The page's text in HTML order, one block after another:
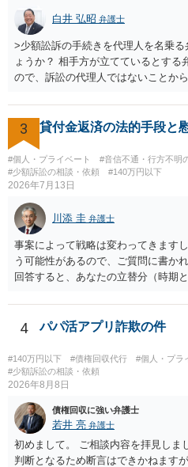
求めるものにすぎません。貴殿の仕
の内部事情は、私に対する返還義務
及ぼすものではありません。 これ以
せることなく、誠意をもって速やか
く求めます。 以上
白井 弘昭 弁護士
>少額訟訴の手続きを代理人を名乗
ょうか？ 相手方が立てているとする
ので、訴訟の代理人ではないことか
ている場合は、相手方（被告）の住
代理人が就いていたことを知らせる
場合も）、裁判所が当該代理人弁護
受任するかを聞いたうえで、受任の
直接被告に送達するのではなく、代
ります。 ラインのやり取りでしか証
かではありません。もちろん弁護士
に委任するかも疑わしいのですが）
う。 何か本人を示す事実（振込先な
情報を割り出していくしかないよう
3 貸付金返済の法的手段と
#個人・プライベート #音信不通・行方不明
#少額訴訟の相談・依頼
#140万円以下
2026年7月13日
川添 圭 弁護士
事案によって戦略は変わってきます
う可能性があるので、ご質問に書か
回答すると、あなたの立替分（時期
と、もし異議申立てがなされる可能
（通常訴訟へ移行する日数分空転す
に相手方が遠方である場合は）対応
手方の主張については、和解で減額
お、残念ながら、「連絡も返ってこ
ダメージが大きく」という理由では
せん。
4 パパ活アプリ詐欺の件
#140万円以下 #債権回収代行 #個人・プラ
#少額訴訟の相談・依頼
2026年8月8日
債権回収に強い弁護士
若井 亮 弁護士
初めまして。 ご相談内容を拝見しま
判断となるため断言はできかねます